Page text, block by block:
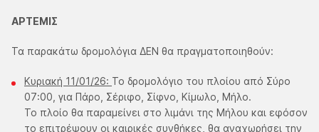
ΑΡΤΕΜΙΣ
Τα παρακάτω δρομολόγια ΔΕΝ θα πραγματοποιηθούν:
Κυριακή 11/01/26: Το δρομολόγιο του πλοίου από Σύρο
07:00, για Πάρο, Σέριφο, Σίφνο, Κίμωλο, Μήλο.
​Το πλοίο θα παραμείνει στο λιμάνι της Μήλου και εφόσον
το επιτρέψουν οι καιρικές συνθήκες, θα αναχωρήσει την